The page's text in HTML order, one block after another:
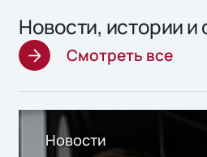
Новости, истории и
Смотреть все
Новости